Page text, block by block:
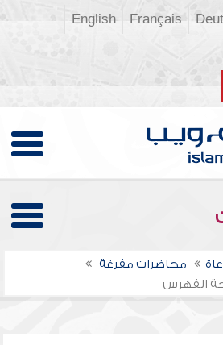
Français
English
محاضرات مفرغة
الفهرس